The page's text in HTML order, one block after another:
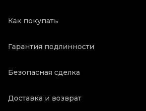
Как покупать
Гарантия подлинности
Безопасная сделка
Доставка и возврат